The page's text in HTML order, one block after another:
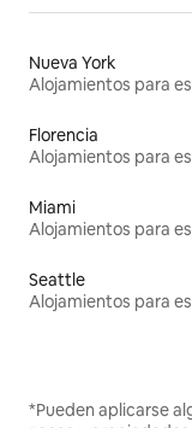
Nueva York
Florencia
Miami
Seattle
*Pueden aplicarse